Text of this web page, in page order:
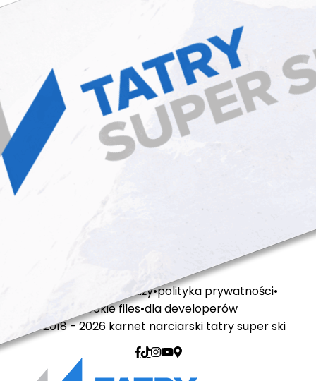
regulamin sprzedaży polityka prywatności
cookie files dla developerów
© 2018 - 2026 karnet narciarski tatry super ski